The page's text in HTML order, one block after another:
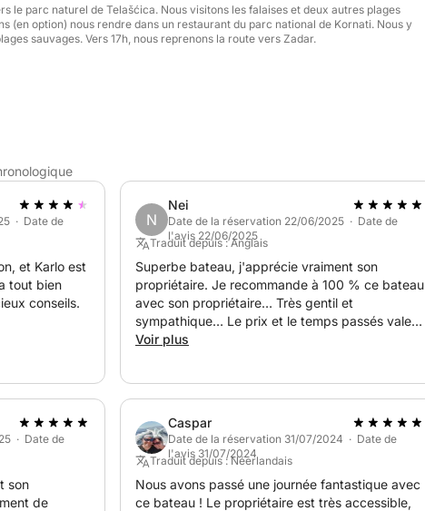
le parc naturel de Telašćica. Nous visitons les falaises et deux autres plages
(en option) nous rendre dans un restaurant du parc national de Kornati. Nous y
sauvages. Vers 17h, nous reprenons la route vers Zadar.
· Date de
et Karlo est
tout bien
conseils.
N
Nei
Date de la réservation 22/06/2025 · Date de
l'avis 22/06/2025
Traduit depuis : Anglais
Superbe bateau, j'apprécie vraiment son
propriétaire. Je recommande à 100 % ce bateau
avec son propriétaire… Très gentil et
sympathique… Le prix et le temps passés valent
vraiment le coup. À bientôt !
Voir plus
· Date de
son
de
Caspar
Date de la réservation 31/07/2024 · Date de
l'avis 31/07/2024
Traduit depuis : Néerlandais
Nous avons passé une journée fantastique avec
ce bateau ! Le propriétaire est très accessible,